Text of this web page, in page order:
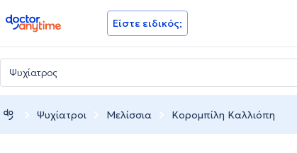
doctoranytime Είστε ειδικός;
Ψυχίατροι Μελίσσια Κορομπίλη Καλλιόπη